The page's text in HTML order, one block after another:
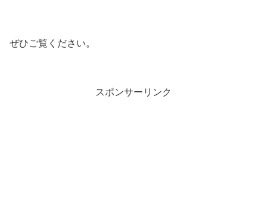
ぜひご覧ください。
スポンサーリンク